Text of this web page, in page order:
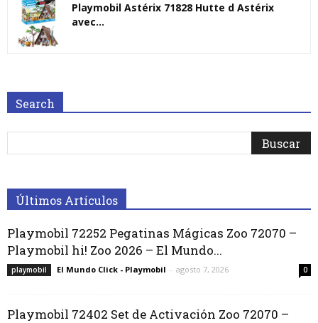
Playmobil Astérix 71828 Hutte d Astérix
avec...
Search
Últimos Artículos
Playmobil 72252 Pegatinas Mágicas Zoo 72070 –
Playmobil hi! Zoo 2026 – El Mundo...
playmobil El Mundo Click - Playmobil - agosto 7, 2026 0
Playmobil 72402 Set de Activación Zoo 72070 –